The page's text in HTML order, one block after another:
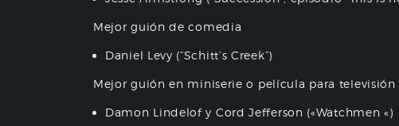
Mejor guión de comedia
Daniel Levy (“Schitt’s Creek”)
Mejor guión en miniserie o película para televisión
Damon Lindelof y Cord Jefferson («Watchmen «)